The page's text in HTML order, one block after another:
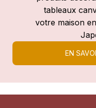
tableaux
votre maison
EN